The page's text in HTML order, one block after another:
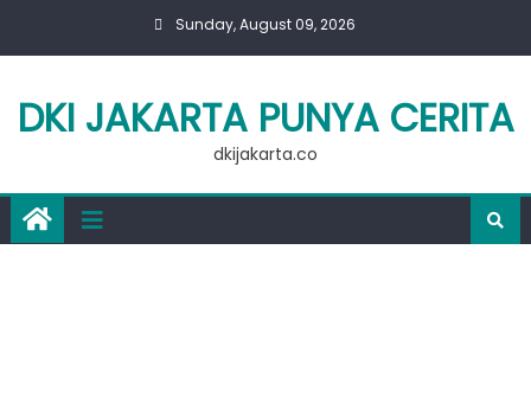
Sunday, August 09, 2026
DKI JAKARTA PUNYA CERITA
dkijakarta.co